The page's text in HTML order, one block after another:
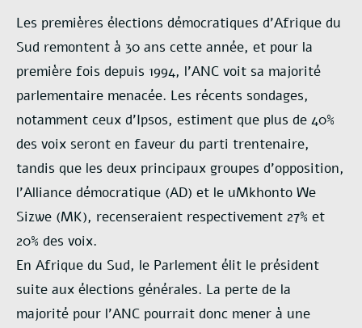
Les premières élections démocratiques d’Afrique du
Sud remontent à 30 ans cette année, et pour la
première fois depuis 1994, l’ANC voit sa majorité
parlementaire menacée. Les récents sondages,
notamment ceux d’Ipsos, estiment que plus de 40%
des voix seront en faveur du parti trentenaire,
tandis que les deux principaux groupes d’opposition,
l’Alliance démocratique (AD) et le uMkhonto We
Sizwe (MK), recenseraient respectivement 27% et
20% des voix.
En Afrique du Sud, le Parlement élit le président
suite aux élections générales. La perte de la
majorité pour l’ANC pourrait donc mener à une